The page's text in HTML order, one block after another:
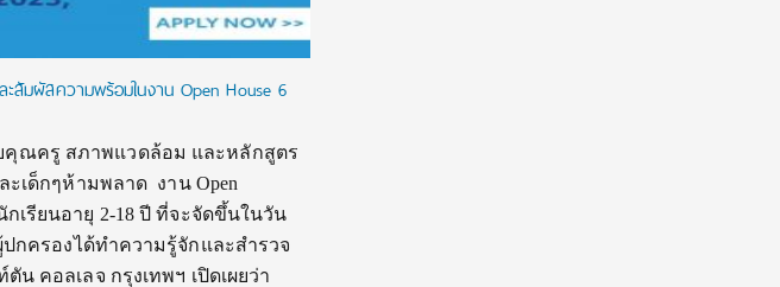
ะสัมผัสความพร้อมในงาน Open House 6
คุณครู สภาพแวดล้อม และหลักสูตร
ะเด็กๆห้ามพลาด งาน Open
เรียนอายุ 2-18 ปี ที่จะจัดขึ้นในวัน
กครองได้ทำความรู้จักและสำรวจ
คอลเลจ กรุงเทพฯ เปิดเผยว่า